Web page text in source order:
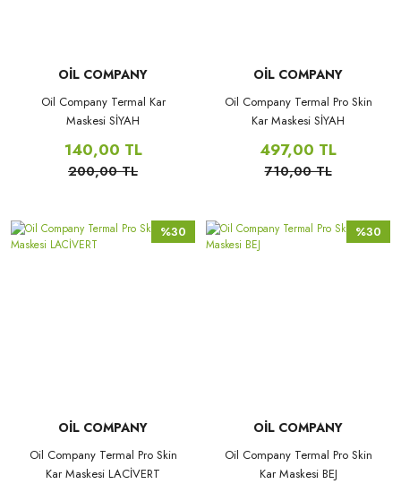
OİL COMPANY
Oil Company Termal Kar
Maskesi SİYAH
140,00 TL
200,00 TL
OİL COMPANY
Oil Company Termal Pro Skin
Kar Maskesi SİYAH
497,00 TL
710,00 TL
%30
OİL COMPANY
Oil Company Termal Pro Skin
Kar Maskesi LACİVERT
%30
OİL COMPANY
Oil Company Termal Pro Skin
Kar Maskesi BEJ